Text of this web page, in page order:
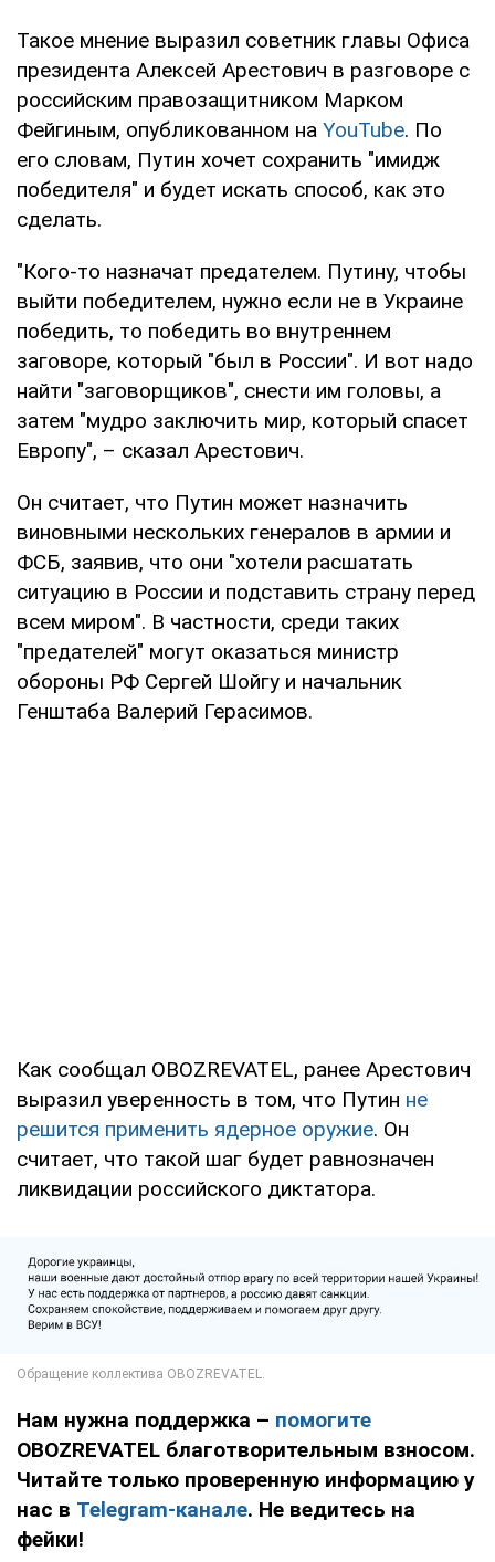
Такое мнение выразил советник главы Офиса
президента Алексей Арестович в разговоре с
российским правозащитником Марком
Фейгиным, опубликованном на YouTube. По
его словам, Путин хочет сохранить "имидж
победителя" и будет искать способ, как это
сделать.
"Кого-то назначат предателем. Путину, чтобы
выйти победителем, нужно если не в Украине
победить, то победить во внутреннем
заговоре, который "был в России". И вот надо
найти "заговорщиков", снести им головы, а
затем "мудро заключить мир, который спасет
Европу", – сказал Арестович.
Он считает, что Путин может назначить
виновными нескольких генералов в армии и
ФСБ, заявив, что они "хотели расшатать
ситуацию в России и подставить страну перед
всем миром". В частности, среди таких
"предателей" могут оказаться министр
обороны РФ Сергей Шойгу и начальник
Генштаба Валерий Герасимов.
Как сообщал OBOZREVATEL, ранее Арестович
выразил уверенность в том, что Путин не
решится применить ядерное оружие. Он
считает, что такой шаг будет равнозначен
ликвидации российского диктатора.
Нам нужна поддержка – помогите
OBOZREVATEL благотворительным взносом.
Читайте только проверенную информацию у
нас в Telegram-канале. Не ведитесь на
фейки!